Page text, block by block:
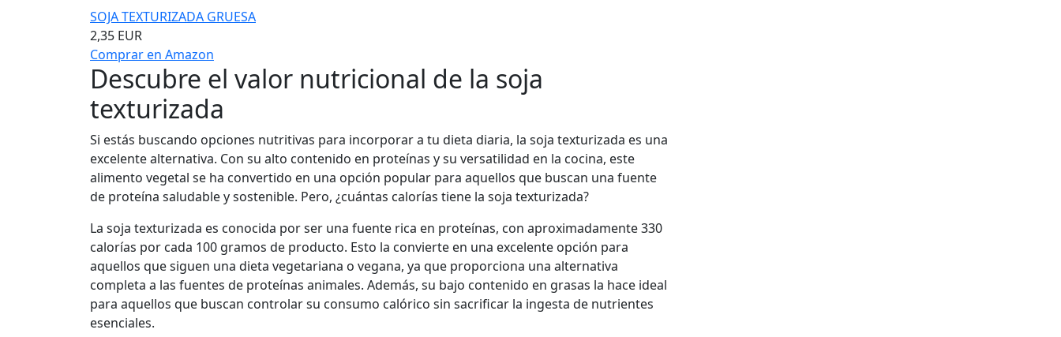
SOJA TEXTURIZADA GRUESA
2,35 EUR
Comprar en Amazon
Descubre el valor nutricional de la soja
texturizada
Si estás buscando opciones nutritivas para incorporar a tu dieta diaria, la soja texturizada es una
excelente alternativa. Con su alto contenido en proteínas y su versatilidad en la cocina, este
alimento vegetal se ha convertido en una opción popular para aquellos que buscan una fuente
de proteína saludable y sostenible. Pero, ¿cuántas calorías tiene la soja texturizada?
La soja texturizada es conocida por ser una fuente rica en proteínas, con aproximadamente 330
calorías por cada 100 gramos de producto. Esto la convierte en una excelente opción para
aquellos que siguen una dieta vegetariana o vegana, ya que proporciona una alternativa
completa a las fuentes de proteínas animales. Además, su bajo contenido en grasas la hace ideal
para aquellos que buscan controlar su consumo calórico sin sacrificar la ingesta de nutrientes
esenciales.